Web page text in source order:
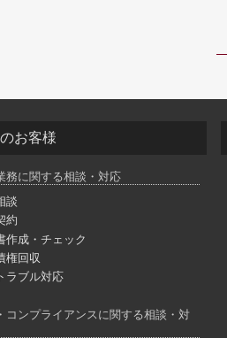
お客様
務に関する相談・対応
談
約
作成・チェック
権回収
ラブル対応
コンプライアンスに関する相談・対